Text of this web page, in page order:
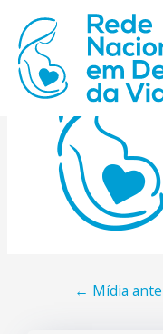
← Mídia